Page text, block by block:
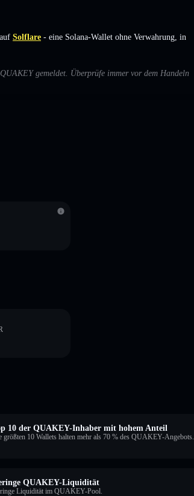
Solflare - eine Solana-Wallet ohne Verwahrung, in
gemeldet. Überprüfe immer vor dem Handeln
10 der QUAKEY-Inhaber mit hohem Anteil
größten 10 Wallets halten mehr als 70 % des QUAKEY-Angebots.
QUAKEY-Liquidität
Liquidität im QUAKEY-Pool.